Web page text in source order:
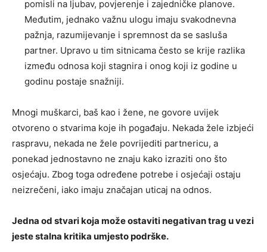
pomisli na ljubav, povjerenje i zajedničke planove.
Međutim, jednako važnu ulogu imaju svakodnevna
pažnja, razumijevanje i spremnost da se sasluša
partner. Upravo u tim sitnicama često se krije razlika
između odnosa koji stagnira i onog koji iz godine u
godinu postaje snažniji.
Mnogi muškarci, baš kao i žene, ne govore uvijek
otvoreno o stvarima koje ih pogađaju. Nekada žele izbjeći
raspravu, nekada ne žele povrijediti partnericu, a
ponekad jednostavno ne znaju kako izraziti ono što
osjećaju. Zbog toga određene potrebe i osjećaji ostaju
neizrečeni, iako imaju značajan uticaj na odnos.
Jedna od stvari koja može ostaviti negativan trag u vezi
jeste stalna kritika umjesto podrške.